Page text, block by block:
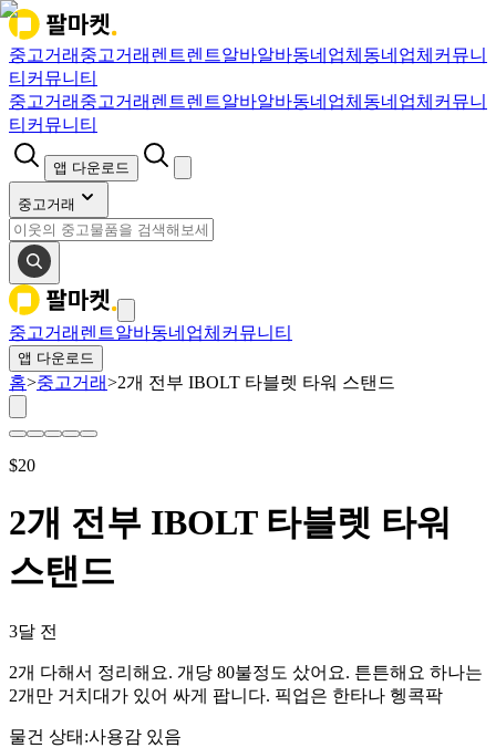
중고거래 중고거래 렌트렌트알바알바동네업체 동네업체 커뮤니
티 커뮤니티
중고거래 중고거래 렌트렌트알바알바동네업체 동네업체 커뮤니
티 커뮤니티
앱 다운로드
중고거래
중고거래 렌트알바동네업체 커뮤니티
앱 다운로드
홈>중고거래>2개 전부 IBOLT 타블렛 타워 스탠드
$20
2개 전부 IBOLT 타블렛 타워
스탠드
3달 전
2개 다해서 정리해요. 개당 80불정도 샀어요. 튼튼해요 하나는
2개만 거치대가 있어 싸게 팝니다. 픽업은 한타나 헹콕팍
물건 상태 :사용감 있음